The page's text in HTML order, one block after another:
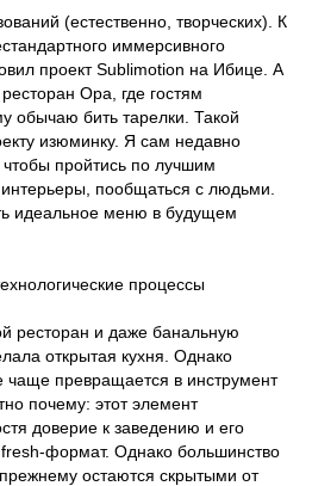
(естественно, творческих). К
иммерсивного
проект Sublimotion на Ибице. А
Opa, где гостям
обычаю бить тарелки. Такой
изюминку. Я сам недавно
пройтись по лучшим
пообщаться с людьми.
идеальное меню в будущем
процессы
ресторан и даже банальную
открытая кухня. Однако
чаще превращается в инструмент
почему: этот элемент
доверие к заведению и его
формат. Однако большинство
остаются скрытыми от